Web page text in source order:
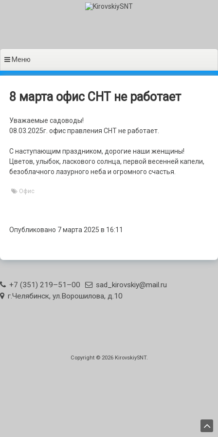
Меню
8 марта офис СНТ не работает
Уважаемые садоводы!
08.03.2025г. офис правления СНТ не работает.
С наступающим праздником, дорогие наши женщины!
Цветов, улыбок, ласкового солнца, первой весенней капели,
безоблачного лазурного неба и огромного счастья.
Офис
Опубликовано 7 марта 2025 в 16:11
+7 (351) 219–51–00
sad_kirovskiy@mail.ru
г.Челябинск, ул.Ворошилова, д.10
Copyright © 2026 KirovskiySNT.